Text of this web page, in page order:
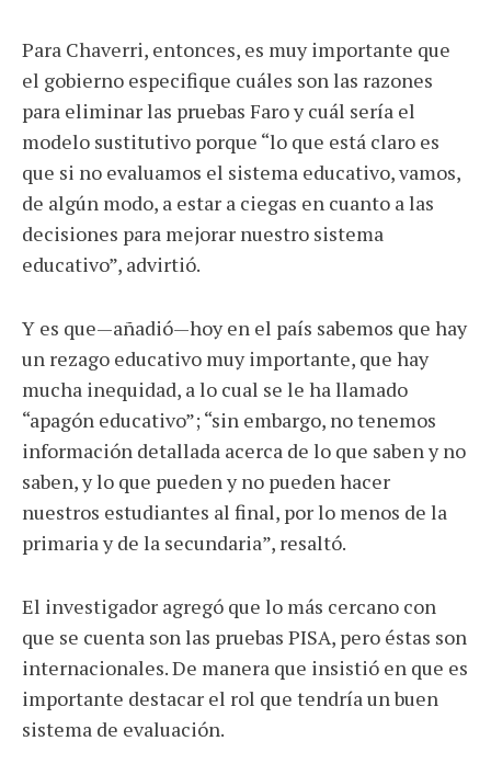
Para Chaverri, entonces, es muy importante que
el gobierno especifique cuáles son las razones
para eliminar las pruebas Faro y cuál sería el
modelo sustitutivo porque “lo que está claro es
que si no evaluamos el sistema educativo, vamos,
de algún modo, a estar a ciegas en cuanto a las
decisiones para mejorar nuestro sistema
educativo”, advirtió.
Y es que—añadió—hoy en el país sabemos que hay
un rezago educativo muy importante, que hay
mucha inequidad, a lo cual se le ha llamado
“apagón educativo”; “sin embargo, no tenemos
información detallada acerca de lo que saben y no
saben, y lo que pueden y no pueden hacer
nuestros estudiantes al final, por lo menos de la
primaria y de la secundaria”, resaltó.
El investigador agregó que lo más cercano con
que se cuenta son las pruebas PISA, pero éstas son
internacionales. De manera que insistió en que es
importante destacar el rol que tendría un buen
sistema de evaluación.